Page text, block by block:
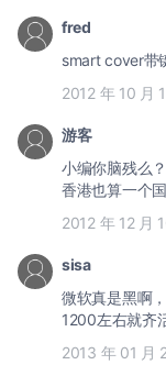
fred
smart cover带
2012 年 10 月
游客
小编你脑残么
香港也算一个
2012 年 12 月
sisa
微软真是黑啊
1200左右就齐
2013 年 01 月